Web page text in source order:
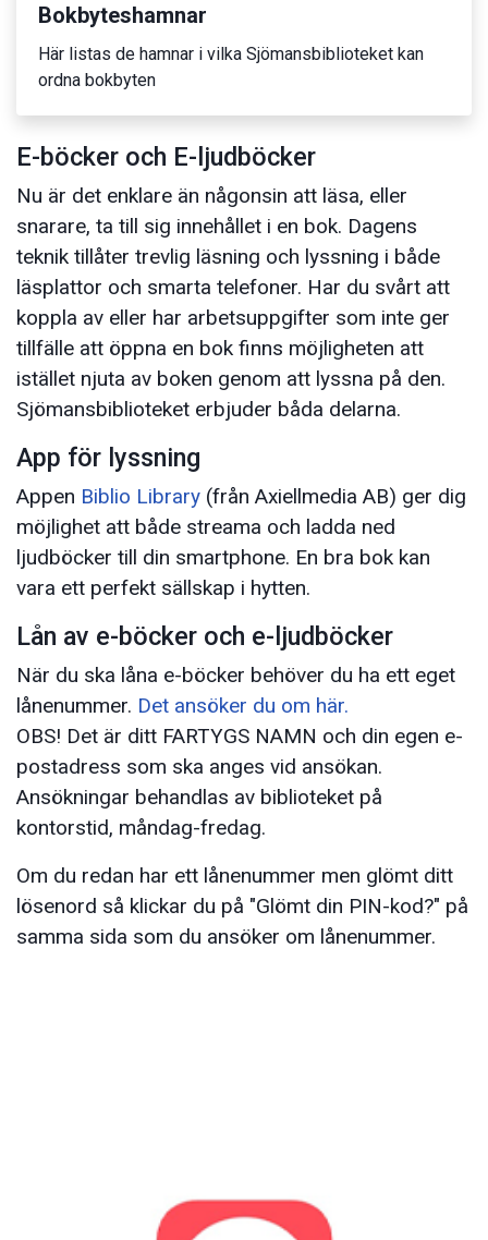
Bokbyteshamnar
Här listas de hamnar i vilka Sjömansbiblioteket kan
ordna bokbyten
E-böcker och E-ljudböcker
Nu är det enklare än någonsin att läsa, eller
snarare, ta till sig innehållet i en bok. Dagens
teknik tillåter trevlig läsning och lyssning i både
läsplattor och smarta telefoner. Har du svårt att
koppla av eller har arbetsuppgifter som inte ger
tillfälle att öppna en bok finns möjligheten att
istället njuta av boken genom att lyssna på den.
Sjömansbiblioteket erbjuder båda delarna.
App för lyssning
Appen Biblio Library (från Axiellmedia AB) ger dig
möjlighet att både streama och ladda ned
ljudböcker till din smartphone. En bra bok kan
vara ett perfekt sällskap i hytten.
Lån av e-böcker och e-ljudböcker
När du ska låna e-böcker behöver du ha ett eget
lånenummer. Det ansöker du om här.
OBS! Det är ditt FARTYGS NAMN och din egen e-
postadress som ska anges vid ansökan.
Ansökningar behandlas av biblioteket på
kontorstid, måndag-fredag.
Om du redan har ett lånenummer men glömt ditt
lösenord så klickar du på "Glömt din PIN-kod?" på
samma sida som du ansöker om lånenummer.